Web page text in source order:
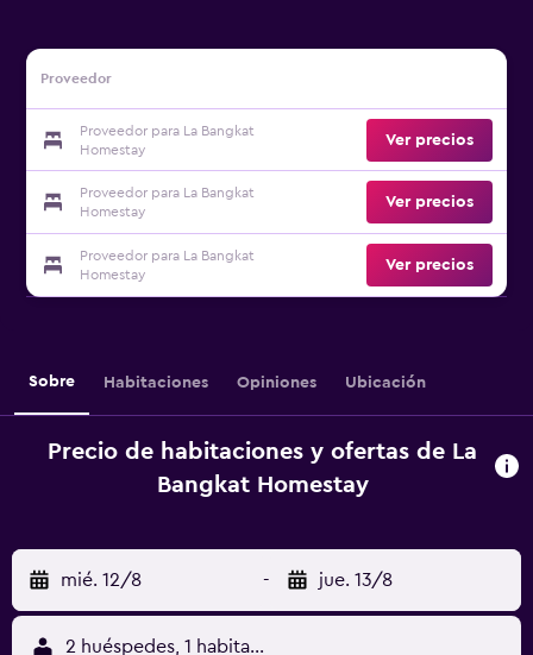
Proveedor
Proveedor para La Bangkat
Homestay
Ver precios
Proveedor para La Bangkat
Homestay
Ver precios
Proveedor para La Bangkat
Homestay
Ver precios
Sobre Habitaciones Opiniones Ubicación
Precio de habitaciones y ofertas de La
Bangkat Homestay
mié. 12/8 - jue. 13/8
2 huéspedes, 1 habitación